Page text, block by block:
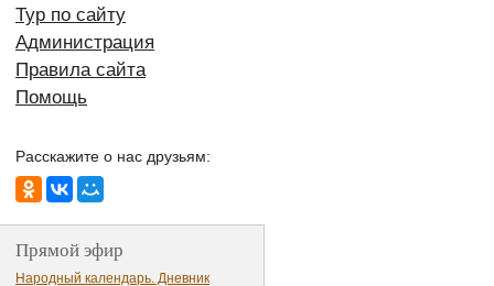
Тур по сайту
Администрация
Правила сайта
Помощь
Расскажите о нас друзьям:
Прямой эфир
Народный календарь. Дневник